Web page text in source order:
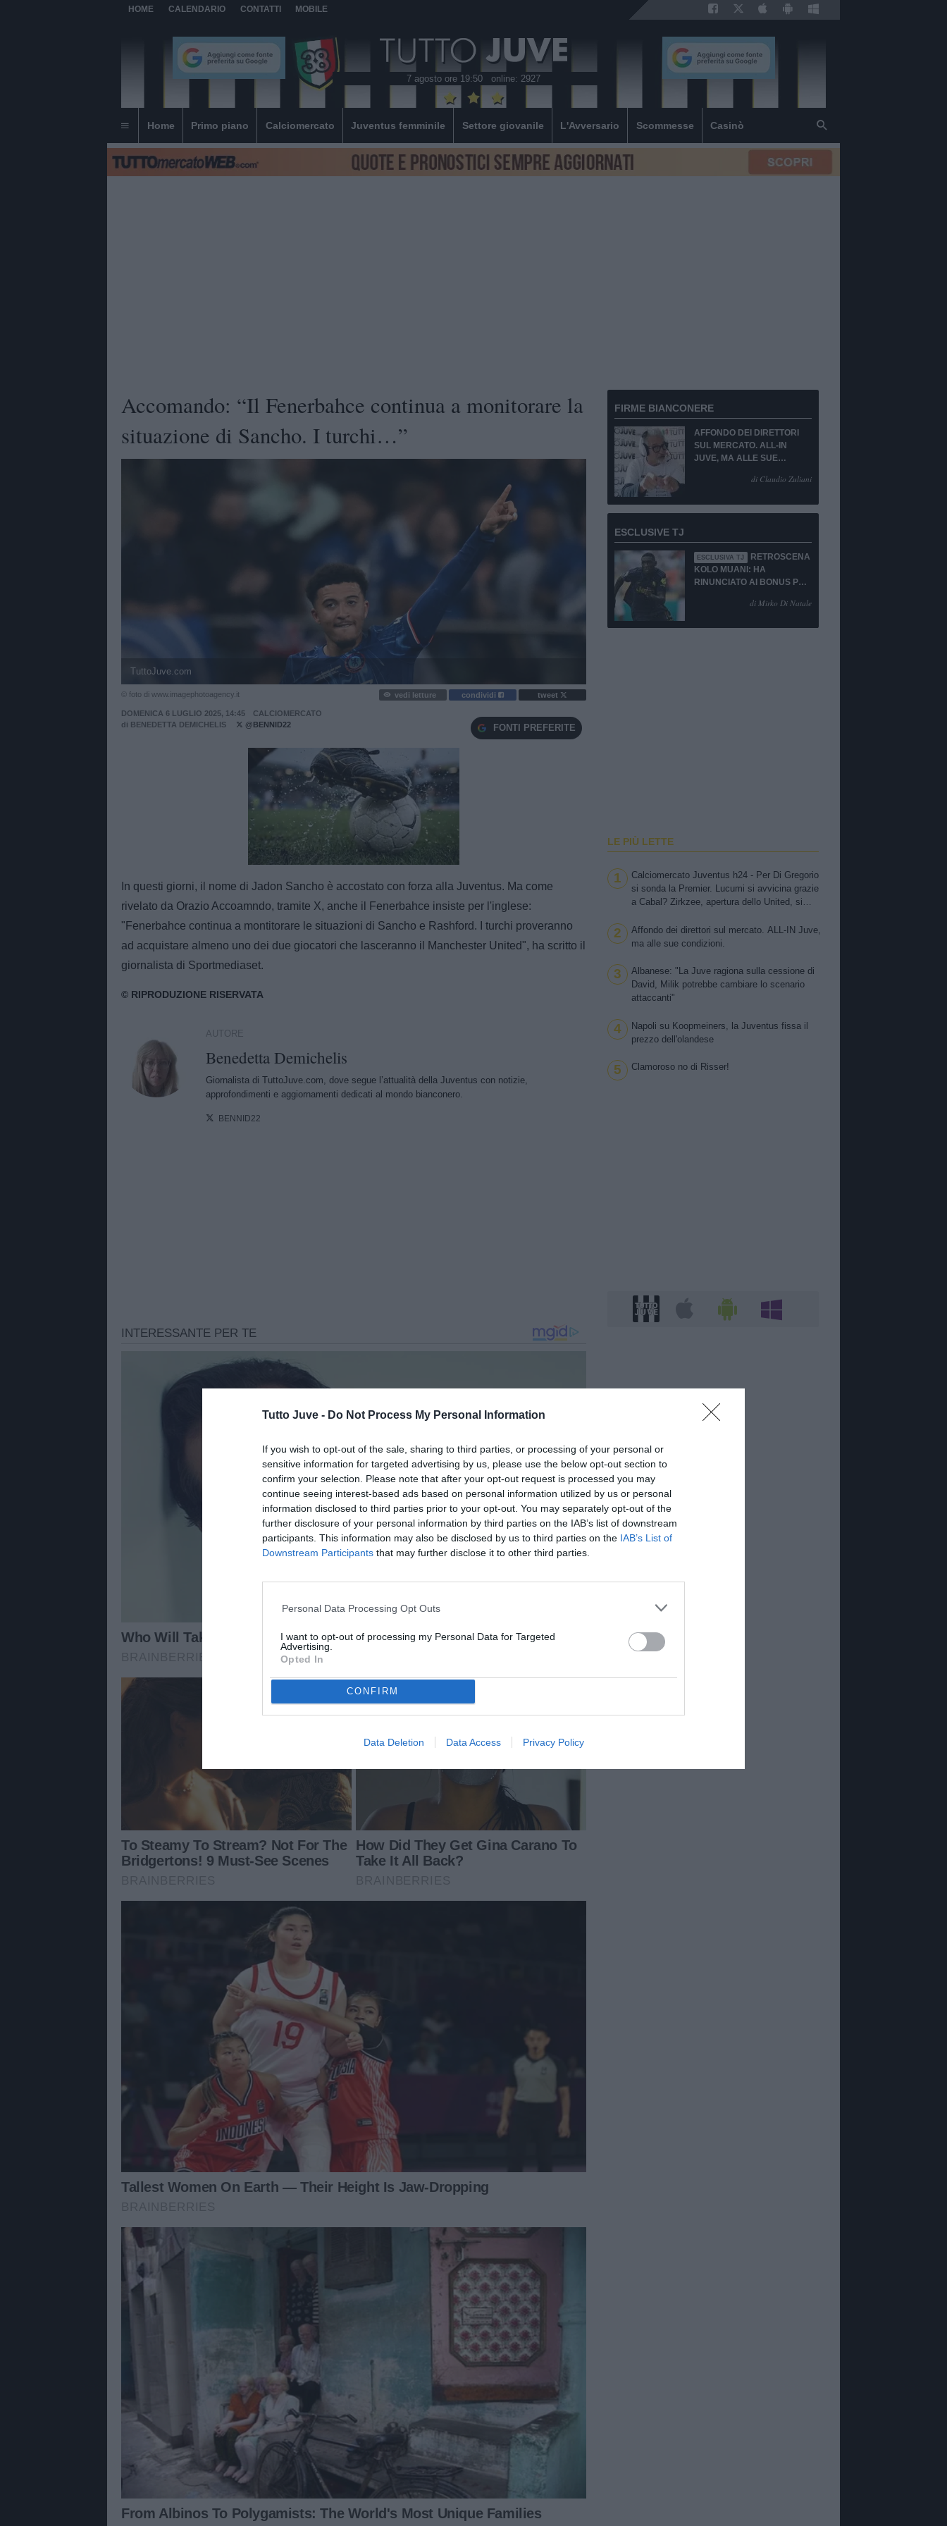
Tutto Juve - Do Not Process My Personal Information
If you wish to opt-out of the sale, sharing to third parties, or processing of your personal or
sensitive information for targeted advertising by us, please use the below opt-out section to
confirm your selection. Please note that after your opt-out request is processed you may
continue seeing interest-based ads based on personal information utilized by us or personal
information disclosed to third parties prior to your opt-out. You may separately opt-out of the
further disclosure of your personal information by third parties on the IAB’s list of downstream
participants. This information may also be disclosed by us to third parties on the IAB’s List of
Downstream Participants that may further disclose it to other third parties.
Personal Data Processing Opt Outs
I want to opt-out of processing my Personal Data for Targeted
Advertising.
Opted In
CONFIRM
Data Deletion Data Access Privacy Policy
HOME CALENDARIO CONTATTI MOBILE
7 agosto ore 19:50 online: 2927
Home Primo piano Calciomercato Juventus femminile Settore giovanile L'Avversario Scommesse Casinò
Accomando: “Il Fenerbahce continua a monitorare la
situazione di Sancho. I turchi…”
TuttoJuve.com
© foto di www.imagephotoagency.it vedi letture condividi tweet
DOMENICA 6 LUGLIO 2025, 14:45
CALCIOMERCATO
di BENEDETTA DEMICHELIS @BENNID22 FONTI PREFERITE
Unmute
100.00%
In questi giorni, il nome di Jadon Sancho è accostato con forza alla Juventus. Ma come
rivelato da Orazio Accoamndo, tramite X, anche il Fenerbahce insiste per l'inglese:
"Fenerbahce continua a montitorare le situazioni di Sancho e Rashford. I turchi proveranno
ad acquistare almeno uno dei due giocatori che lasceranno il Manchester United", ha scritto il
giornalista di Sportmediaset.
AUTORE
Benedetta Demichelis
Giornalista di TuttoJuve.com, dove segue l’attualità della Juventus con notizie,
approfondimenti e aggiornamenti dedicati al mondo bianconero.
BENNID22
FIRME BIANCONERE
AFFONDO DEI DIRETTORI
SUL MERCATO. ALL-IN
JUVE, MA ALLE SUE
di Claudio Zuliani
ESCLUSIVE TJ
ESCLUSIVA TJ
RETROSCENA
KOLO MUANI: HA
RINUNCIATO AI BONUS PUR
di Mirko Di Natale
LE PIÙ LETTE
1
Calciomercato Juventus h24 - Per Di Gregorio
si sonda la Premier. Lucumi si avvicina grazie
a Cabal? Zirkzee, apertura dello United, si
2
Affondo dei direttori sul mercato. ALL-IN Juve,
ma alle sue condizioni.
3
Albanese: "La Juve ragiona sulla cessione di
David, Milik potrebbe cambiare lo scenario
attaccanti"
4
Napoli su Koopmeiners, la Juventus fissa il
prezzo dell'olandese
5 Clamoroso no di Risser!